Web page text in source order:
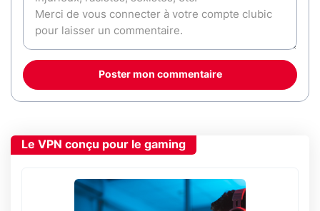
Poster mon commentaire
Le VPN conçu pour le gaming